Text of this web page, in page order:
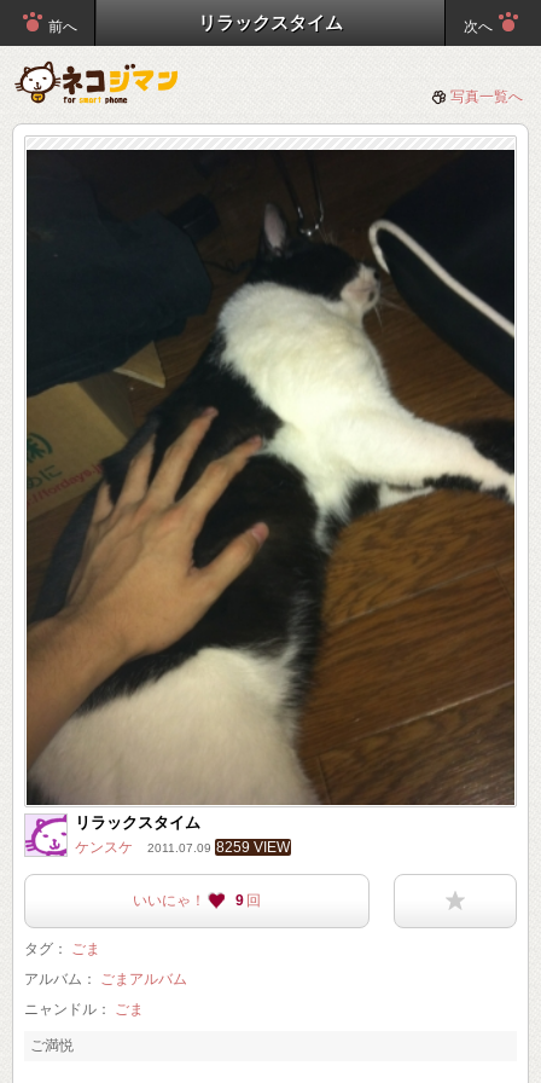
前へ リラックスタイム 次へ
写真一覧へ
リラックスタイム
ケンスケ 2011.07.09 8259 VIEW
いいにゃ！ 9 回
タグ：
ごま
アルバム：
ごまアルバム
ニャンドル：
ごま
ご満悦